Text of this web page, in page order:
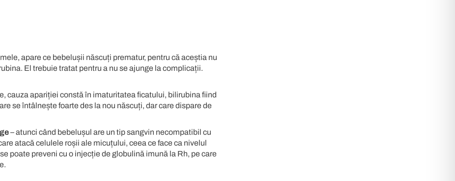
apare ce bebelușii născuți prematur, pentru că aceștia nu
El trebuie tratat pentru a nu se ajunge la complicații.
cauza apariției constă în imaturitatea ficatului, bilirubina fiind
se întâlnește foarte des la nou născuți, dar care dispare de
– atunci când bebelușul are un tip sangvin necompatibil cu
atacă celulele roșii ale micuțului, ceea ce face ca nivelul
poate preveni cu o injecție de globulină imună la Rh, pe care